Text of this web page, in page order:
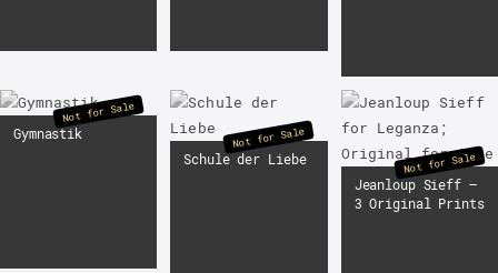
Gymnastik
Not for Sale
Schule der Liebe
Not for Sale
Jeanloup Sieff –
3 Original Prints
Not for Sale